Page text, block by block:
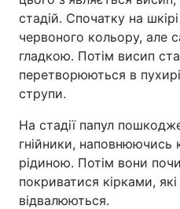
стадій. Спочатку на
червоного кольору, але
гладкою. Потім висип
перетворюються в
струпи.
На стадії папул
гнійники, наповнюючись
рідиною. Потім вони
покриватися кірками,
відвалюються.